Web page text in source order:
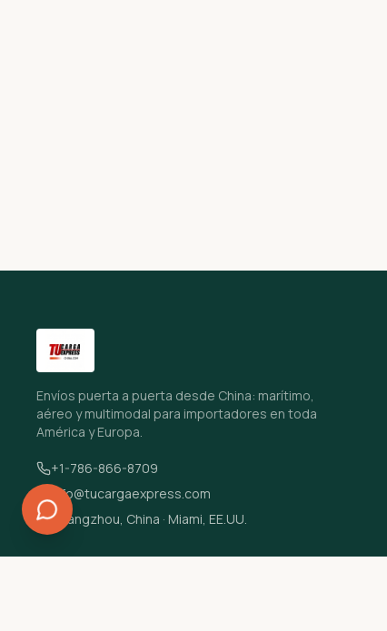
Envíos puerta a puerta desde China: marítimo,
aéreo y multimodal para importadores en toda
América y Europa.
+1-786-866-8709
info@tucargaexpress.com
Guangzhou, China · Miami, EE.UU.